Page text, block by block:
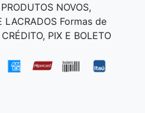
NOVOS,
LACRADOS Formas de
PIX E BOLETO